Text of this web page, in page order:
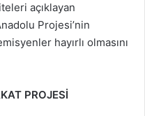
açıklayan
Projesi’nin
hayırlı olmasını
PROJESİ